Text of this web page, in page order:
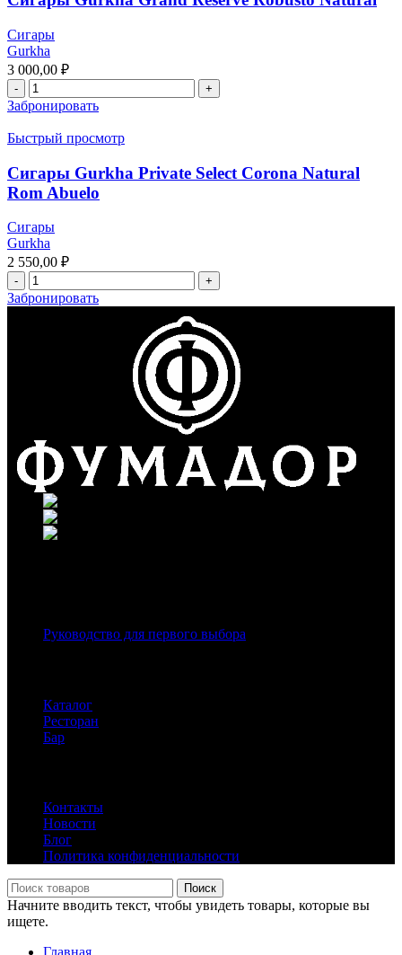
Сигары
Gurkha
3 000,00 ₽
Забронировать
Быстрый просмотр
Сигары Gurkha Private Select Corona Natural
Rom Abuelo
Сигары
Gurkha
2 550,00 ₽
Забронировать
Руководство для первого выбора
Каталог
Ресторан
Бар
Контакты
Новости
Блог
Политика конфиденциальности
Поиск
Начните вводить текст, чтобы увидеть товары, которые вы
ищете.
Главная